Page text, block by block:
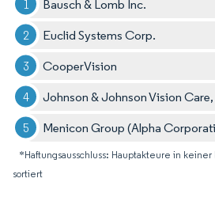
Bausch & Lomb Inc.
Euclid Systems Corp.
CooperVision
Johnson & Johnson Vision Care,
Menicon Group (Alpha
*Haftungsausschluss: Hauptakteure in
sortiert